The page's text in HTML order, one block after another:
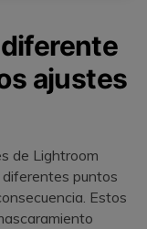
ajustes
de Lightroom
puntos
Estos